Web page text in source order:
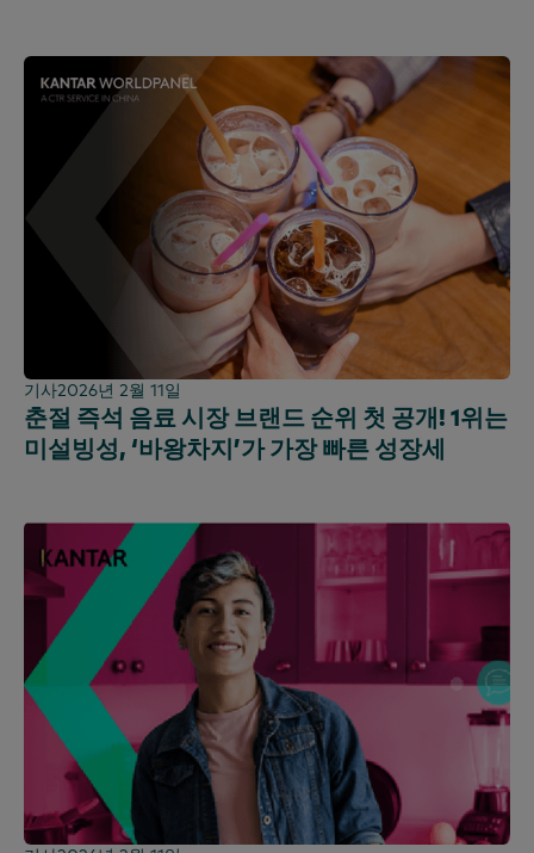
기사2026년 2월 11일
춘절 즉석 음료 시장 브랜드 순위 첫 공개! 1위는
미설빙성, ‘바왕차지’가 가장 빠른 성장세